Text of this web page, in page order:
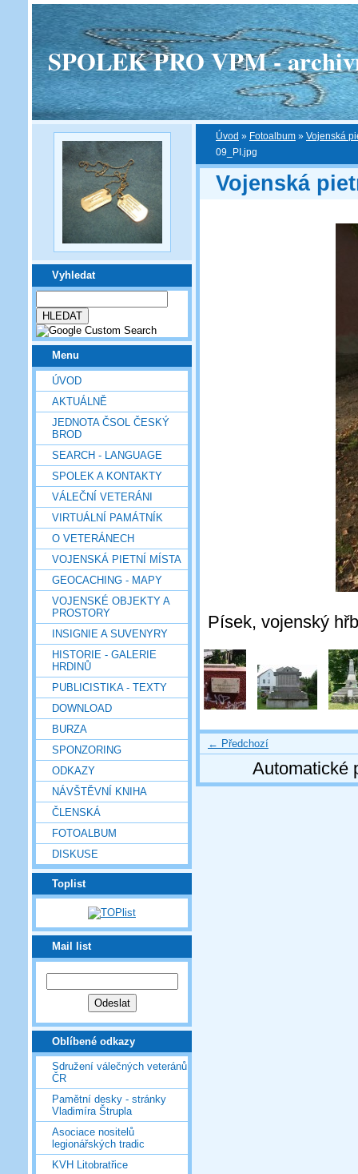
SPOLEK PRO VPM -
Vyhledat
Menu
ÚVOD
AKTUÁLNĚ
JEDNOTA ČSOL ČESKÝ
BROD
SEARCH - LANGUAGE
SPOLEK A KONTAKTY
VÁLEČNÍ VETERÁNI
VIRTUÁLNÍ PAMÁTNÍK
O VETERÁNECH
VOJENSKÁ PIETNÍ MÍSTA
GEOCACHING - MAPY
VOJENSKÉ OBJEKTY A
PROSTORY
INSIGNIE A SUVENYRY
HISTORIE - GALERIE
HRDINŮ
PUBLICISTIKA - TEXTY
DOWNLOAD
BURZA
SPONZORING
ODKAZY
NÁVŠTĚVNÍ KNIHA
ČLENSKÁ
FOTOALBUM
DISKUSE
Toplist
Mail list
Oblíbené odkazy
Sdružení válečných veteránů
ČR
Pamětní desky - stránky
Vladimíra Štrupla
Asociace nositelů
legionářských tradic
KVH Litobratřice
Úvod » Fotoalbum » Vojenská
09_PI.jpg
Vojenská
Písek, vojenský
← Předchozí
Automatické